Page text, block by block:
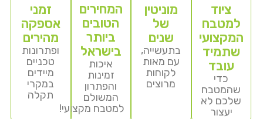
ציוד
למטבח
המקצועי
שתמיד
עובד
כדי
שהמטבח
שלכם לא
יעצור
מוניטין
של
שנים
בתעשייה,
עם מאות
לקוחות
מרוצים
המחירים
הטובים
ביותר
בישראל
איכות
זמינות
והפתרון
המשולם
למטבח מקצועי!
זמני
אספקה
מהירים
ופתרונות
טכניים
מיידים
במקרי
תקלה